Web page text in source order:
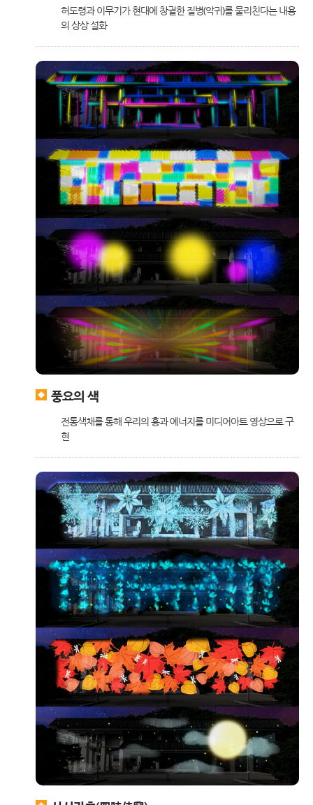
허도령과 이무기가 현대에 창궐한 질병(악귀)를 물리친다는 내용
의 상상 설화
풍요의 색
전통색채를 통해 우리의 흥과 에너지를 미디어아트 영상으로 구
현